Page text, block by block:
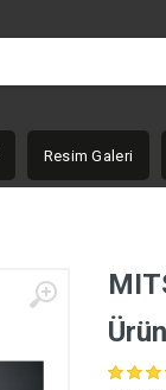
Resim Galeri